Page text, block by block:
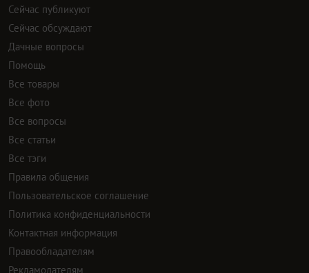
Сейчас публикуют
Сейчас обсуждают
Дачные вопросы
Помощь
Все товары
Все фото
Все вопросы
Все статьи
Все тэги
Правила общения
Пользовательское соглашение
Политика конфиденциальности
Контактная информация
Правообладателям
Рекламодателям